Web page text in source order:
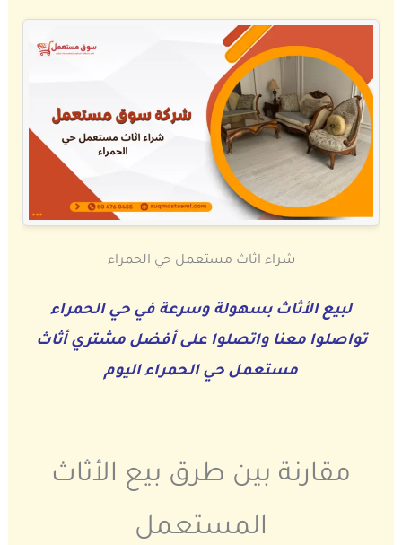
شراء اثاث مستعمل حي الحمراء
لبيع الأثاث بسهولة وسرعة في حي الحمراء
تواصلوا معنا واتصلوا على أفضل مشتري أثاث
مستعمل حي الحمراء اليوم
مقارنة بين طرق بيع الأثاث
المستعمل